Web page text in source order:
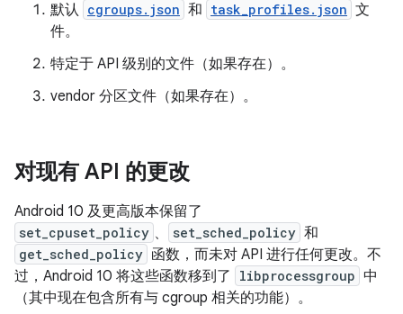
默认 cgroups.json 和 task_profiles.json 文
件。
特定于 API 级别的文件（如果存在）。
vendor 分区文件（如果存在）。
对现有 API 的更改
Android 10 及更高版本保留了
set_cpuset_policy 、 set_sched_policy 和
get_sched_policy 函数，而未对 API 进行任何更改。不
过，Android 10 将这些函数移到了
libprocessgroup 中
（其中现在包含所有与 cgroup 相关的功能）。